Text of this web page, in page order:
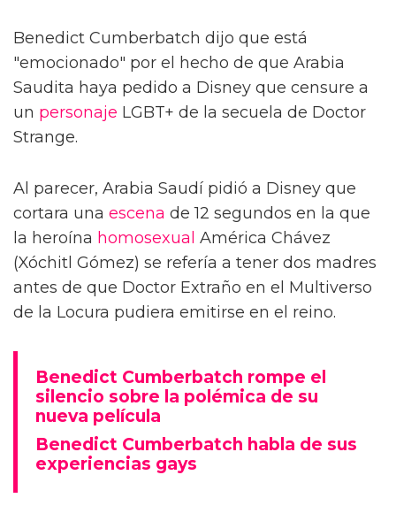
Benedict Cumberbatch dijo que está
"emocionado" por el hecho de que Arabia
Saudita haya pedido a Disney que censure a
un personaje LGBT+ de la secuela de Doctor
Strange.
Al parecer, Arabia Saudí pidió a Disney que
cortara una escena de 12 segundos en la que
la heroína homosexual América Chávez
(Xóchitl Gómez) se refería a tener dos madres
antes de que Doctor Extraño en el Multiverso
de la Locura pudiera emitirse en el reino.
Benedict Cumberbatch rompe el
silencio sobre la polémica de su
nueva película
Benedict Cumberbatch habla de sus
experiencias gays